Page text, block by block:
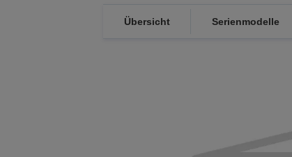
Übersicht Serienmodelle